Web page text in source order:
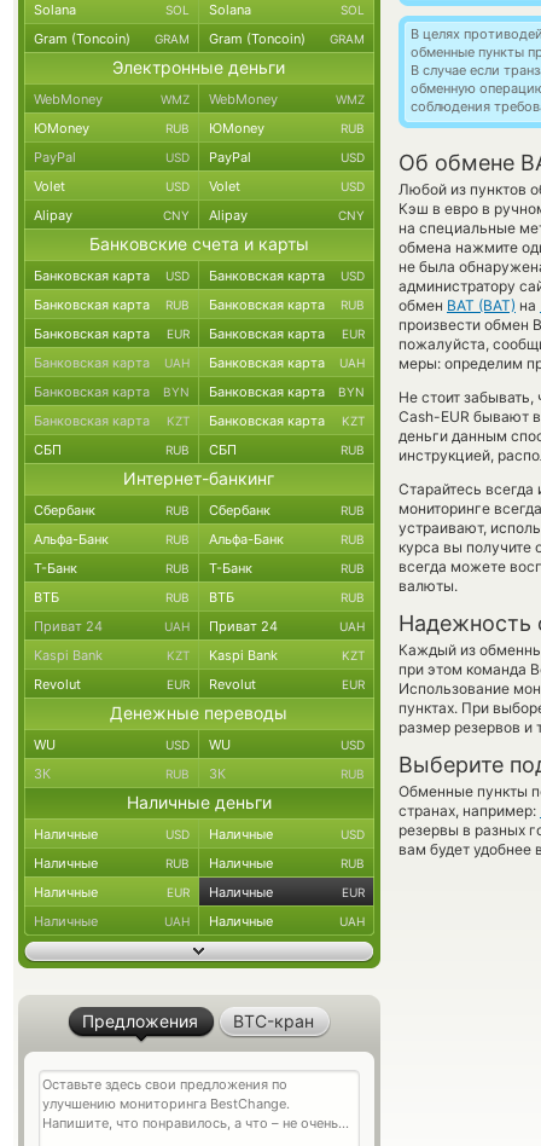
В целях
обменные пункты
В случае если
обменную
соблюдения
Об обмене
Любой из пунктов
Кэш в евро в
на специальные
обмена нажмите
не была
администратору
обмен BAT (BAT) на
произвести обмен
пожалуйста,
меры: определим
Не стоит
Cash-EUR бывают
деньги данным
инструкцией,
Старайтесь всегда
мониторинге
устраивают,
курса вы получите
всегда можете
валюты.
Надежность
Каждый из
при этом команда
Использование
пунктах. При
размер резервов и
Выберите
Обменные пункты
странах, например:
резервы в разных
вам будет удобнее
Solana SOL Solana SOL
Gram (Toncoin) GRAM Gram (Toncoin) GRAM
Электронные деньги
WebMoney WMZ WebMoney WMZ
ЮMoney RUB ЮMoney RUB
PayPal USD PayPal USD
Volet USD Volet USD
Alipay CNY Alipay CNY
Банковские счета и карты
Банковская карта USD Банковская карта USD
Банковская карта RUB Банковская карта RUB
Банковская карта EUR Банковская карта EUR
Банковская карта UAH Банковская карта UAH
Банковская карта BYN Банковская карта BYN
Банковская карта KZT Банковская карта KZT
СБП RUB СБП RUB
Интернет-банкинг
Сбербанк RUB Сбербанк RUB
Альфа-Банк RUB Альфа-Банк RUB
Т-Банк RUB Т-Банк RUB
ВТБ RUB ВТБ RUB
Приват 24 UAH Приват 24 UAH
Kaspi Bank KZT Kaspi Bank KZT
Revolut EUR Revolut EUR
Денежные переводы
WU USD WU USD
ЗК RUB ЗК RUB
Наличные деньги
Наличные USD Наличные USD
Наличные RUB Наличные RUB
Наличные EUR Наличные EUR
Наличные UAH Наличные UAH
Предложения BTC-кран